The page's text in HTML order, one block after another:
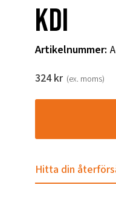
KDI
Artikelnummer:
324kr (ex. moms)
Hitta din